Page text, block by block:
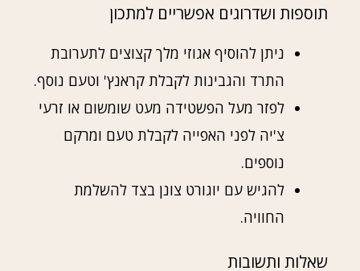
תוספות ושדרוגים אפשריים למתכון
ניתן להוסיף אגוזי מלך קצוצים לתערובת
התרד והגבינות לקבלת קראנץ' וטעם נוסף.
לפזר מעל הפשטידה מעט שומשום או זרעי
צ'יה לפני האפייה לקבלת טעם ומרקם
נוספים.
להגיש עם יוגורט צונן בצד להשלמת
החוויה.
שאלות ותשובות